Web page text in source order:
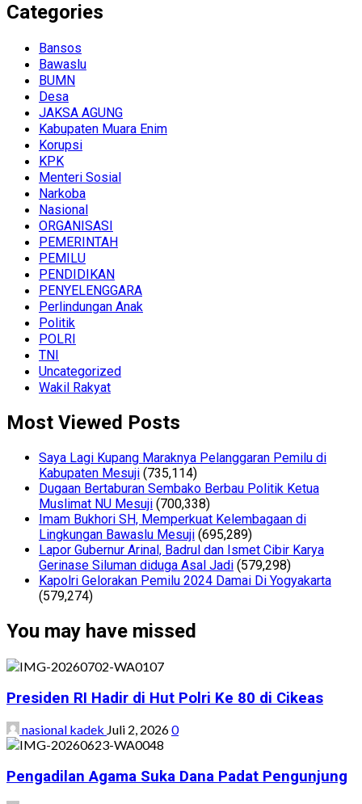
Categories
Bansos
Bawaslu
BUMN
Desa
JAKSA AGUNG
Kabupaten Muara Enim
Korupsi
KPK
Menteri Sosial
Narkoba
Nasional
ORGANISASI
PEMERINTAH
PEMILU
PENDIDIKAN
PENYELENGGARA
Perlindungan Anak
Politik
POLRI
TNI
Uncategorized
Wakil Rakyat
Most Viewed Posts
Saya Lagi Kupang Maraknya Pelanggaran Pemilu di
Kabupaten Mesuji (735,114)
Dugaan Bertaburan Sembako Berbau Politik Ketua
Muslimat NU Mesuji (700,338)
Imam Bukhori SH, Memperkuat Kelembagaan di
Lingkungan Bawaslu Mesuji (695,289)
Lapor Gubernur Arinal, Badrul dan Ismet Cibir Karya
Gerinase Siluman diduga Asal Jadi (579,298)
Kapolri Gelorakan Pemilu 2024 Damai Di Yogyakarta
(579,274)
You may have missed
Presiden RI Hadir di Hut Polri Ke 80 di Cikeas
nasional kadek Juli 2, 20260
Pengadilan Agama Suka Dana Padat Pengunjung